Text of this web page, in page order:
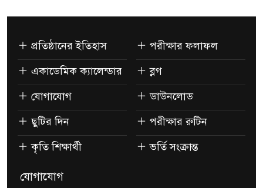
প্রতিষ্ঠানের ইতিহাস
একাডেমিক ক্যালেন্ডার
যোগাযোগ
ছুটির দিন
কৃতি শিক্ষার্থী
পরীক্ষার ফলাফল
ব্লগ
ডাউনলোড
পরীক্ষার রুটিন
ভর্তি সংক্রান্ত
যোগাযোগ